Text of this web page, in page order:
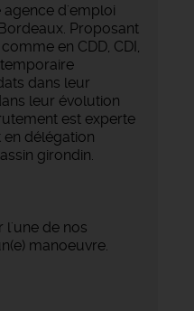
agence d'emploi
Proposant
en CDD, CDI,
dans leur
leur évolution
est experte
délégation
girondin.
l'une de nos
manoeuvre.